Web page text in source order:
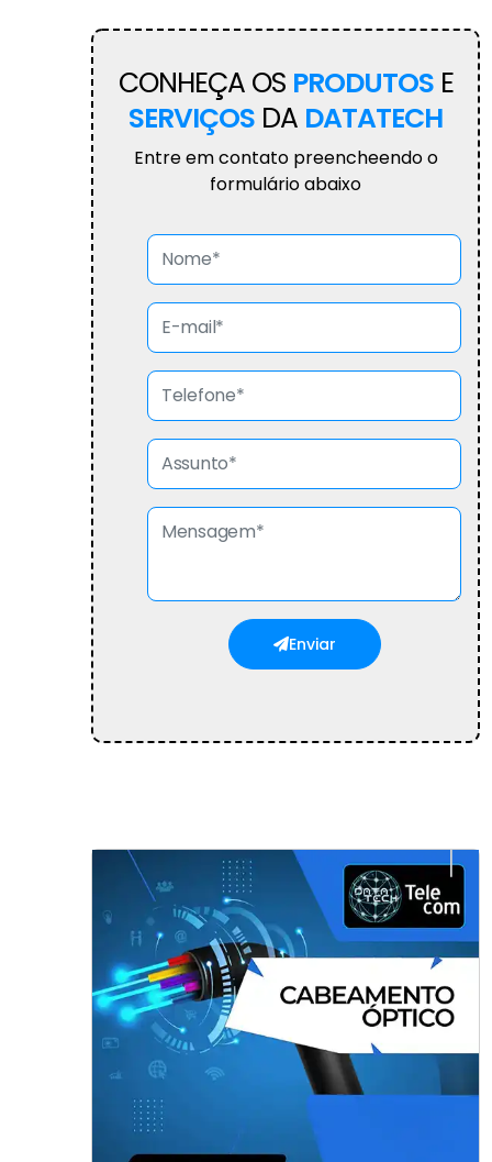
CONHEÇA OS PRODUTOSE
SERVIÇOS DA DATATECH
Entre em contato preencheendo o
formulário abaixo
Enviar
para Sistema CFTV em São Paulo